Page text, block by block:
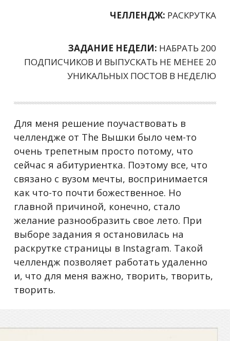
ЧЕЛЛЕНДЖ: РАСКРУТКА
ЗАДАНИЕ НЕДЕЛИ: НАБРАТЬ 200
ПОДПИСЧИКОВ И ВЫПУСКАТЬ НЕ МЕНЕЕ 20
УНИКАЛЬНЫХ ПОСТОВ В НЕДЕЛЮ
Для меня решение поучаствовать в
челлендже от The Вышки было чем-то
очень трепетным просто потому, что
сейчас я абитуриентка. Поэтому все, что
связано с вузом мечты, воспринимается
как что-то почти божественное. Но
главной причиной, конечно, стало
желание разнообразить свое лето. При
выборе задания я остановилась на
раскрутке страницы в Instagram. Такой
челлендж позволяет работать удаленно
и, что для меня важно, творить, творить,
творить.